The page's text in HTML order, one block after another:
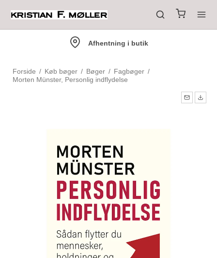
Afhentning i butik
Forside / Køb bøger / Bøger / Fagbøger /
Morten Münster, Personlig indflydelse